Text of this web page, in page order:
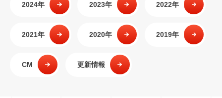
2024年 2023年 2022年
2021年 2020年 2019年
CM 更新情報